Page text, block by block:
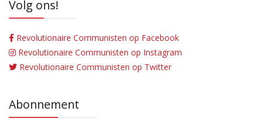
Volg ons!
Revolutionaire Communisten op Facebook
Revolutionaire Communisten op Instagram
Revolutionaire Communisten op Twitter
Abonnement